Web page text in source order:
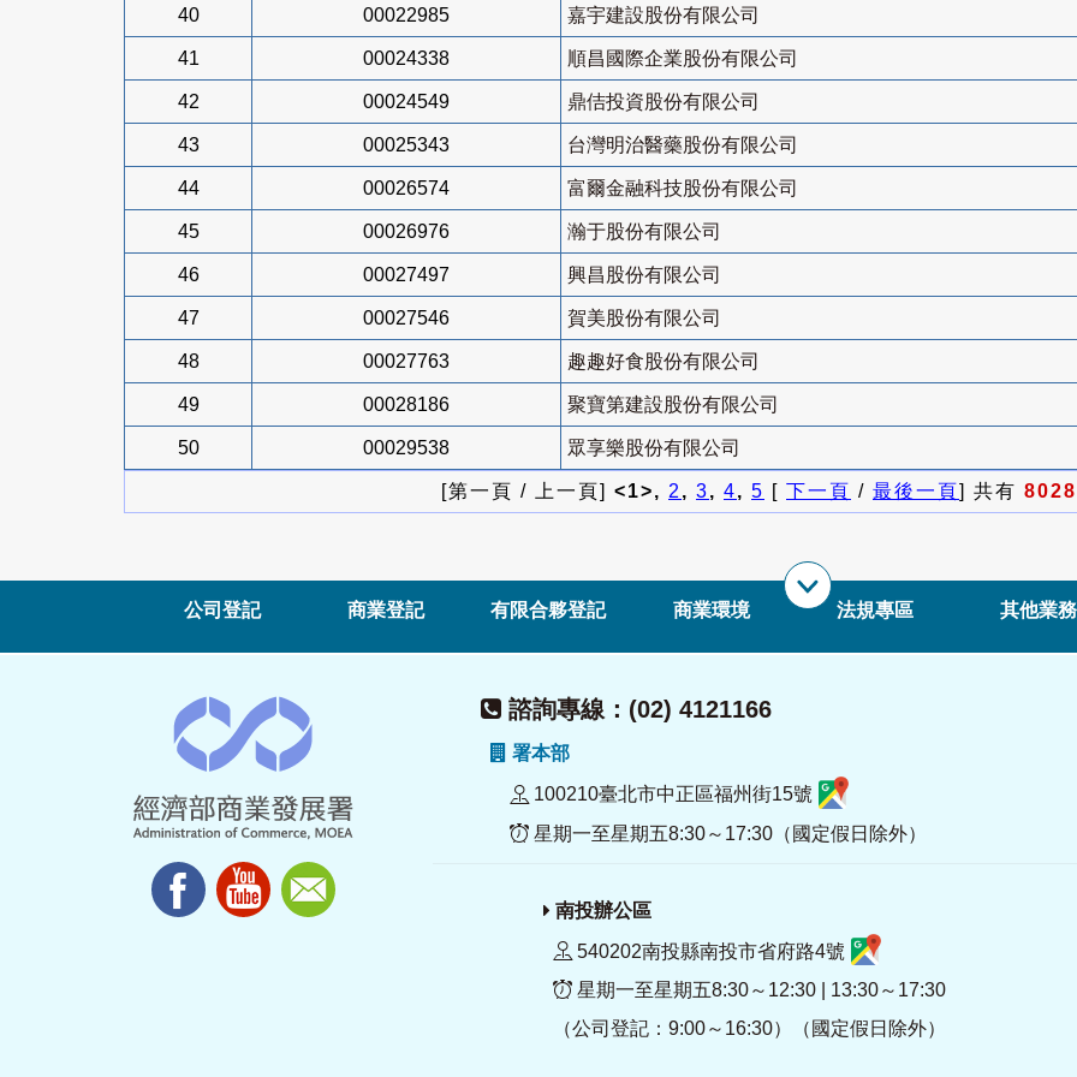
40 00022985 嘉宇建設股份有限公司
41 00024338 順昌國際企業股份有限公司
42 00024549 鼎佶投資股份有限公司
43 00025343 台灣明治醫藥股份有限公司
44 00026574 富爾金融科技股份有限公司
45 00026976 瀚于股份有限公司
46 00027497 興昌股份有限公司
47 00027546 賀美股份有限公司
48 00027763 趣趣好食股份有限公司
49 00028186 聚寶第建設股份有限公司
50 00029538 眾享樂股份有限公司
[第一頁 / 上一頁] <1>, 2, 3, 4, 5 [ 下一頁 / 最後一頁] 共有 8028
公司登記 商業登記 有限合夥登記 商業環境 法規專區 其他業務
諮詢專線：(02) 4121166
署本部
100210臺北市中正區福州街15號
星期一至星期五8:30～17:30（國定假日除外）
南投辦公區
540202南投縣南投市省府路4號
星期一至星期五8:30～12:30 | 13:30～17:30
（公司登記：9:00～16:30）（國定假日除外）